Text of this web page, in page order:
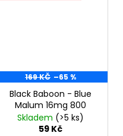
169 KČ –65 %
Black Baboon - Blue
Malum 16mg 800
Skladem (>5 ks)
59 Kč